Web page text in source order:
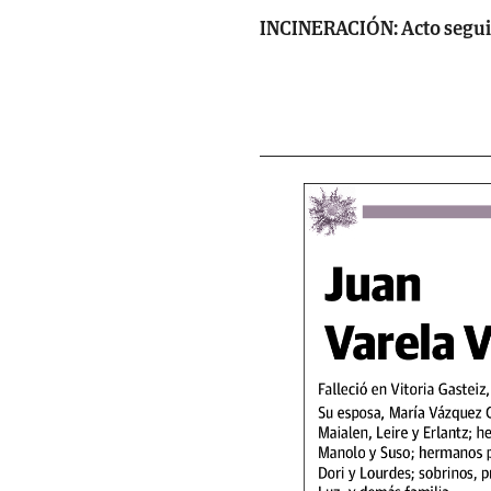
INCINERACIÓN: Acto